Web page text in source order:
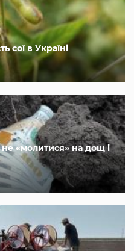
сої в Україні
«молитися» на дощ і